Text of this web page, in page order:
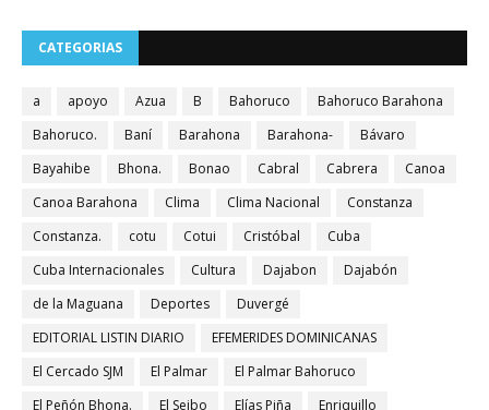
CATEGORIAS
a apoyo Azua B Bahoruco
Bahoruco Barahona
Bahoruco.
Baní Barahona Barahona-
Bávaro
Bayahibe
Bhona. Bonao Cabral Cabrera
Canoa
Canoa Barahona
Clima Clima Nacional
Constanza
Constanza.
cotu Cotui Cristóbal
Cuba
Cuba Internacionales
Cultura Dajabon
Dajabón
de la Maguana
Deportes
Duvergé
EDITORIAL LISTIN DIARIO
EFEMERIDES DOMINICANAS
El Cercado SJM
El Palmar
El Palmar Bahoruco
El Peñón Bhona.
El Seibo Elías Piña
Enriquillo